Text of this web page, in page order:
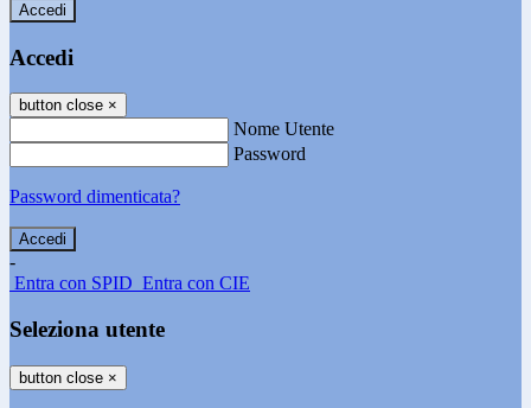
Accedi
Accedi
button close ×
Nome Utente
Password
Password dimenticata?
-
Entra con SPID Entra con CIE
Seleziona utente
button close ×